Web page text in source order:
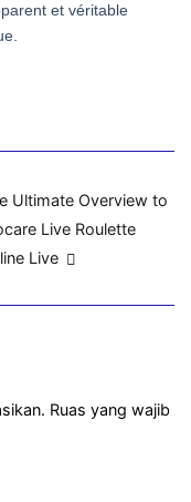
et véritable
Ultimate Overview to
Live Roulette
Live
Ruas yang wajib